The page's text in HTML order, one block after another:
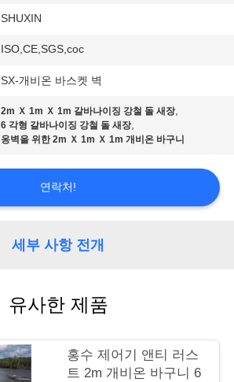
SHUXIN
ISO,CE,SGS,coc
SX-개비온 바스켓 벽
2m Ｘ 1m Ｘ 1m 갈바나이징 강철 돌 새장,
6 각형 갈바나이징 강철 돌 새장,
옹벽을 위한 2m Ｘ 1m Ｘ 1m 개비온 바구니
연락처!
세부 사항 전개
유사한 제품
홍수 제어기 앤티 러스
트 2m 개비온 바구니 6